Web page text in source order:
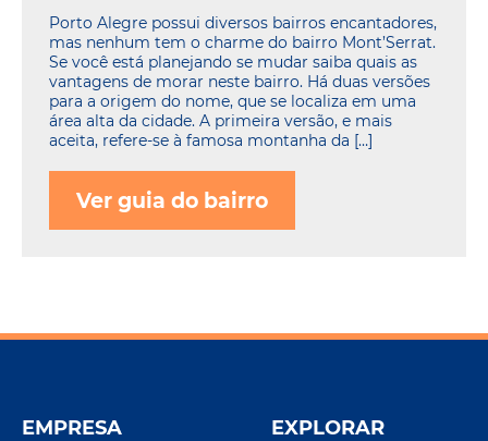
Porto Alegre possui diversos bairros encantadores,
mas nenhum tem o charme do bairro Mont’Serrat.
Se você está planejando se mudar saiba quais as
vantagens de morar neste bairro. Há duas versões
para a origem do nome, que se localiza em uma
área alta da cidade. A primeira versão, e mais
aceita, refere-se à famosa montanha da […]
Ver guia do bairro
EMPRESA EXPLORAR